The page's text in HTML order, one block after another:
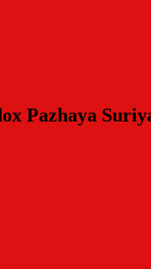
Pazhaya